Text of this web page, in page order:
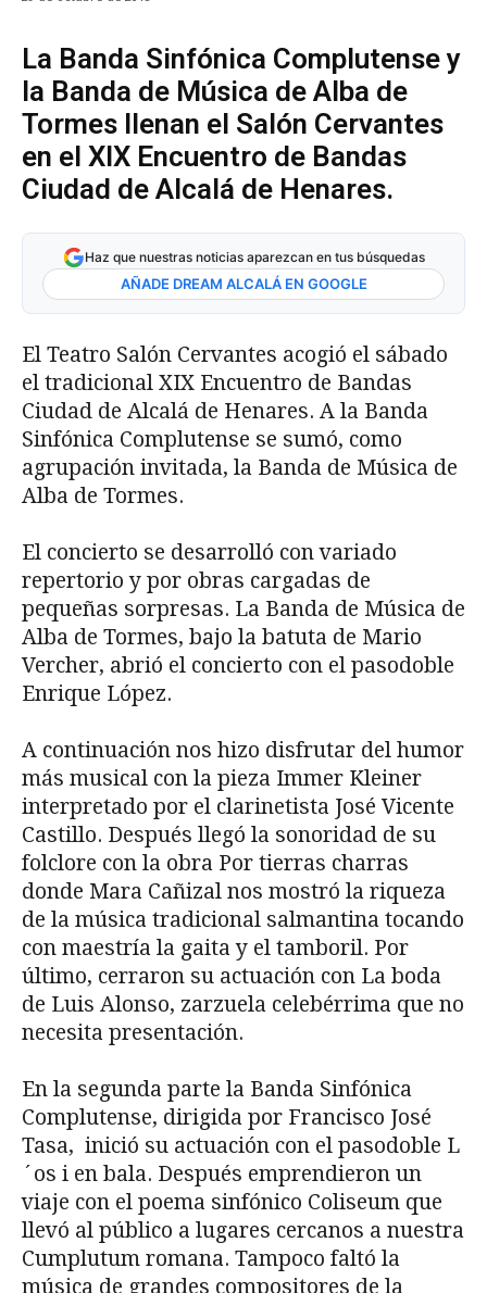
La Banda Sinfónica Complutense y
la Banda de Música de Alba de
Tormes llenan el Salón Cervantes
en el XIX Encuentro de Bandas
Ciudad de Alcalá de Henares.
Haz que nuestras noticias aparezcan en tus búsquedas
AÑADE DREAM ALCALÁ EN GOOGLE
El Teatro Salón Cervantes acogió el sábado
el tradicional XIX Encuentro de Bandas
Ciudad de Alcalá de Henares. A la Banda
Sinfónica Complutense se sumó, como
agrupación invitada, la Banda de Música de
Alba de Tormes.
El concierto se desarrolló con variado
repertorio y por obras cargadas de
pequeñas sorpresas. La Banda de Música de
Alba de Tormes, bajo la batuta de Mario
Vercher, abrió el concierto con el pasodoble
Enrique López.
A continuación nos hizo disfrutar del humor
más musical con la pieza Immer Kleiner
interpretado por el clarinetista José Vicente
Castillo. Después llegó la sonoridad de su
folclore con la obra Por tierras charras
donde Mara Cañizal nos mostró la riqueza
de la música tradicional salmantina tocando
con maestría la gaita y el tamboril. Por
último, cerraron su actuación con La boda
de Luis Alonso, zarzuela celebérrima que no
necesita presentación.
En la segunda parte la Banda Sinfónica
Complutense, dirigida por Francisco José
Tasa, inició su actuación con el pasodoble L
´os i en bala. Después emprendieron un
viaje con el poema sinfónico Coliseum que
llevó al público a lugares cercanos a nuestra
Cumplutum romana. Tampoco faltó la
música de grandes compositores de la